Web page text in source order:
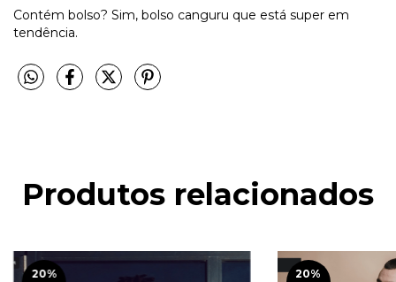
Contém bolso? Sim, bolso canguru que está super em
tendência.
Produtos relacionados
20%
20%